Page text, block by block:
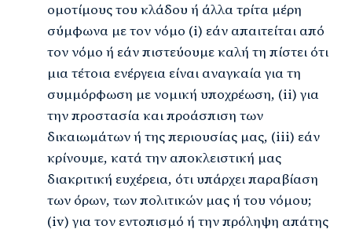
ομοτίμους του κλάδου ή άλλα τρίτα μέρη
σύμφωνα με τον νόμο (i) εάν απαιτείται από
τον νόμο ή εάν πιστεύουμε καλή τη πίστει ότι
μια τέτοια ενέργεια είναι αναγκαία για τη
συμμόρφωση με νομική υποχρέωση, (ii) για
την προστασία και προάσπιση των
δικαιωμάτων ή της περιουσίας μας, (iii) εάν
κρίνουμε, κατά την αποκλειστική μας
διακριτική ευχέρεια, ότι υπάρχει παραβίαση
των όρων, των πολιτικών μας ή του νόμου;
(iv) για τον εντοπισμό ή την πρόληψη απάτης